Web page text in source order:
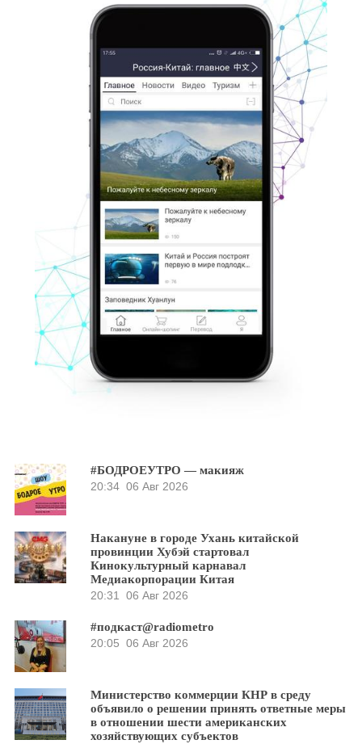
#БОДРОЕУТРО — макияж
20:34 06 Авг 2026
Накануне в городе Ухань китайской
провинции Хубэй стартовал
Кинокультурный карнавал
Медиакорпорации Китая
20:31 06 Авг 2026
#подкаст@radiometro
20:05 06 Авг 2026
Министерство коммерции КНР в среду
объявило о решении принять ответные меры
в отношении шести американских
хозяйствующих субъектов